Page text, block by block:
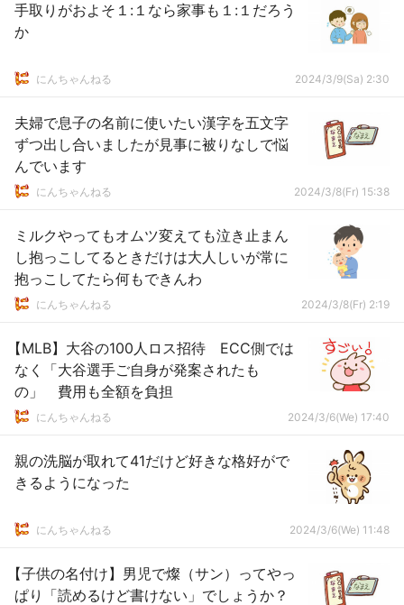
手取りがおよそ１:１なら家事も１:１だろう
か
にんちゃんねる 2024/3/9(Sa) 2:30
夫婦で息子の名前に使いたい漢字を五文字
ずつ出し合いましたが見事に被りなしで悩
んでいます
にんちゃんねる 2024/3/8(Fr) 15:38
ミルクやってもオムツ変えても泣き止まん
し抱っこしてるときだけは大人しいが常に
抱っこしてたら何もできんわ
にんちゃんねる 2024/3/8(Fr) 2:19
【MLB】大谷の100人ロス招待 ECC側では
なく「大谷選手ご自身が発案されたも
の」 費用も全額を負担
にんちゃんねる 2024/3/6(We) 17:40
親の洗脳が取れて41だけど好きな格好がで
きるようになった
にんちゃんねる 2024/3/6(We) 11:48
【子供の名付け】男児で燦（サン）ってやっ
ぱり「読めるけど書けない」でしょうか？